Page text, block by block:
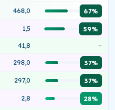
468,0 67%
1,5 59%
41,8 –
298,0 37%
297,0 37%
2,8 28%